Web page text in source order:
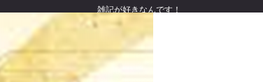
雑記が好きなんです！